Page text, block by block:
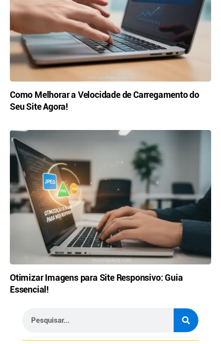
Como Melhorar a Velocidade de Carregamento do
Seu Site Agora!
Otimizar Imagens para Site Responsivo: Guia
Essencial!